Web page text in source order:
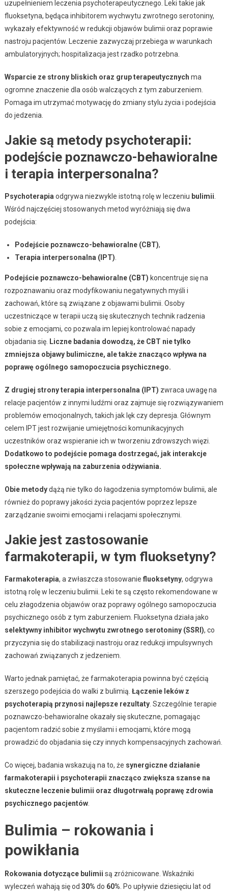
uzupełnieniem leczenia psychoterapeutycznego. Leki takie jak
fluoksetyna, będąca inhibitorem wychwytu zwrotnego serotoniny,
wykazały efektywność w redukcji objawów bulimii oraz poprawie
nastroju pacjentów. Leczenie zazwyczaj przebiega w warunkach
ambulatoryjnych; hospitalizacja jest rzadko potrzebna.
Wsparcie ze strony bliskich oraz grup terapeutycznych ma
ogromne znaczenie dla osób walczących z tym zaburzeniem.
Pomaga im utrzymać motywację do zmiany stylu życia i podejścia
do jedzenia.
Jakie są metody psychoterapii:
podejście poznawczo-behawioralne
i terapia interpersonalna?
Psychoterapia odgrywa niezwykle istotną rolę w leczeniu bulimii
Wśród najczęściej stosowanych metod wyróżniają się dwa
podejścia:
Podejście poznawczo-behawioralne (CBT),
Terapia interpersonalna (IPT)
Podejście poznawczo-behawioralne (CBT) koncentruje się na
rozpoznawaniu oraz modyfikowaniu negatywnych myśli i
zachowań, które są związane z objawami bulimii. Osoby
uczestniczące w terapii uczą się skutecznych technik radzenia
sobie z emocjami, co pozwala im lepiej kontrolować napady
objadania się. Liczne badania dowodzą, że CBT nie tylko
zmniejsza objawy bulimiczne, ale także znacząco wpływa na
poprawę ogólnego samopoczucia psychicznego.
Z drugiej strony terapia interpersonalna (IPT) zwraca uwagę na
relacje pacjentów z innymi ludźmi oraz zajmuje się rozwiązywaniem
problemów emocjonalnych, takich jak lęk czy depresja. Głównym
celem IPT jest rozwijanie umiejętności komunikacyjnych
uczestników oraz wspieranie ich w tworzeniu zdrowszych więzi.
Dodatkowo to podejście pomaga dostrzegać, jak interakcje
społeczne wpływają na zaburzenia odżywiania.
Obie metodydążą nie tylko do łagodzenia symptomów bulimii, ale
również do poprawy jakości życia pacjentów poprzez lepsze
zarządzanie swoimi emocjami i relacjami społecznymi.
Jakie jest zastosowanie
farmakoterapii, w tym fluoksetyny?
Farmakoterapia, a zwłaszcza stosowanie fluoksetyny, odgrywa
istotną rolę w leczeniu bulimii. Leki te są często rekomendowane w
celu złagodzenia objawów oraz poprawy ogólnego samopoczucia
psychicznego osób z tym zaburzeniem. Fluoksetyna działa jako
selektywny inhibitor wychwytu zwrotnego serotoniny (SSRI), co
przyczynia się do stabilizacji nastroju oraz redukcji impulsywnych
zachowań związanych z jedzeniem.
Warto jednak pamiętać, że farmakoterapia powinna być częścią
szerszego podejścia do walki z bulimią. Łączenie leków z
psychoterapią przynosi najlepsze rezultaty. Szczególnie terapie
poznawczo-behawioralne okazały się skuteczne, pomagając
pacjentom radzić sobie z myślami i emocjami, które mogą
prowadzić do objadania się czy innych kompensacyjnych zachowań.
Co więcej, badania wskazują na to, że synergiczne działanie
farmakoterapii i psychoterapii znacząco zwiększa szanse na
skuteczne leczenie bulimii oraz długotrwałą poprawę zdrowia
psychicznego pacjentów.
Bulimia – rokowania i
powikłania
Rokowania dotyczące bulimii są zróżnicowane. Wskaźniki
wyleczeń wahają się od 30% do 60% . Po upływie dziesięciu lat od